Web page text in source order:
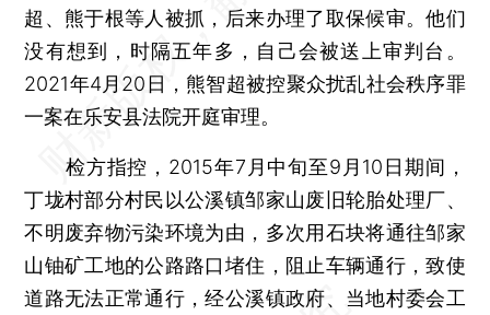
超、熊于根等人被抓，后来办理了取保候审。他们
没有想到，时隔五年多，自己会被送上审判台。
2021年4月20日，熊智超被控聚众扰乱社会秩序罪
一案在乐安县法院开庭审理。
检方指控，2015年7月中旬至9月10日期间，
丁垅村部分村民以公溪镇邹家山废旧轮胎处理厂、
不明废弃物污染环境为由，多次用石块将通往邹家
山铀矿工地的公路路口堵住，阻止车辆通行，致使
道路无法正常通行，经公溪镇政府、当地村委会工